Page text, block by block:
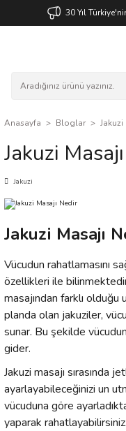
30 Yıl
Anasayfa Bloglar Jakuzi
Jakuzi
Jakuzi
Jakuzi Masajı
Vücudun rahatlamasını
özellikleri ile
masajından farklı olduğu
planda olan jakuziler,
sunar. Bu şekilde
gider.
Jakuzi masajı sırasında
ayarlayabileceğinizi un
vücuduna göre
yaparak rahatlayabilirsiniz.